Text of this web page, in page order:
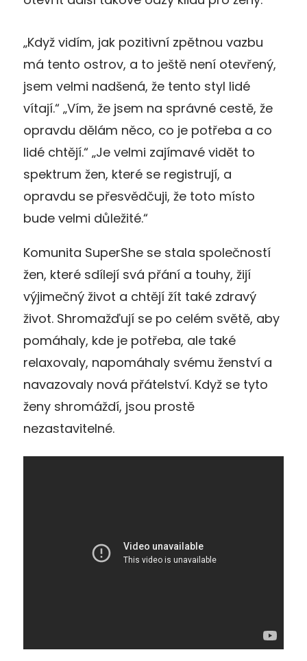
„Když vidím, jak pozitivní zpětnou vazbu
má tento ostrov, a to ještě není otevřený,
jsem velmi nadšená, že tento styl lidé
vítají.“ „Vím, že jsem na správné cestě, že
opravdu dělám něco, co je potřeba a co
lidé chtějí.“ „Je velmi zajímavé vidět to
spektrum žen, které se registrují, a
opravdu se přesvědčuji, že toto místo
bude velmi důležité.“
Komunita SuperShe se stala společností
žen, které sdílejí svá přání a touhy, žijí
výjimečný život a chtějí žít také zdravý
život. Shromažďují se po celém světě, aby
pomáhaly, kde je potřeba, ale také
relaxovaly, napomáhaly svému ženství a
navazovaly nová přátelství. Když se tyto
ženy shromáždí, jsou prostě
nezastavitelné.